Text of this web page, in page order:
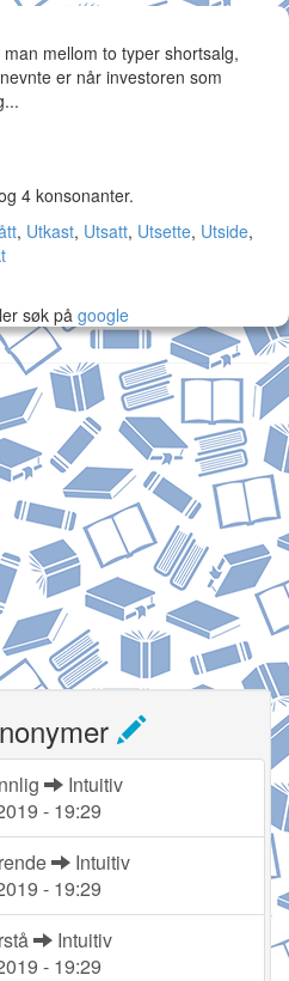
mellom to typer shortsalg,
er når investoren som
4 konsonanter.
, Utkast, Utsatt, Utsette, Utside,
søk på google
Intuitiv
- 19:29
Intuitiv
- 19:29
Intuitiv
- 19:29